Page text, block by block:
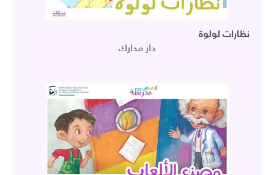
نظارات لولوة
دار مدارك